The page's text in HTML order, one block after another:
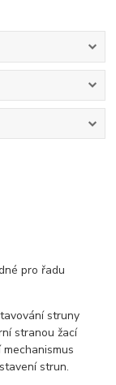
pro řadu
struny
stranou žací
strun.